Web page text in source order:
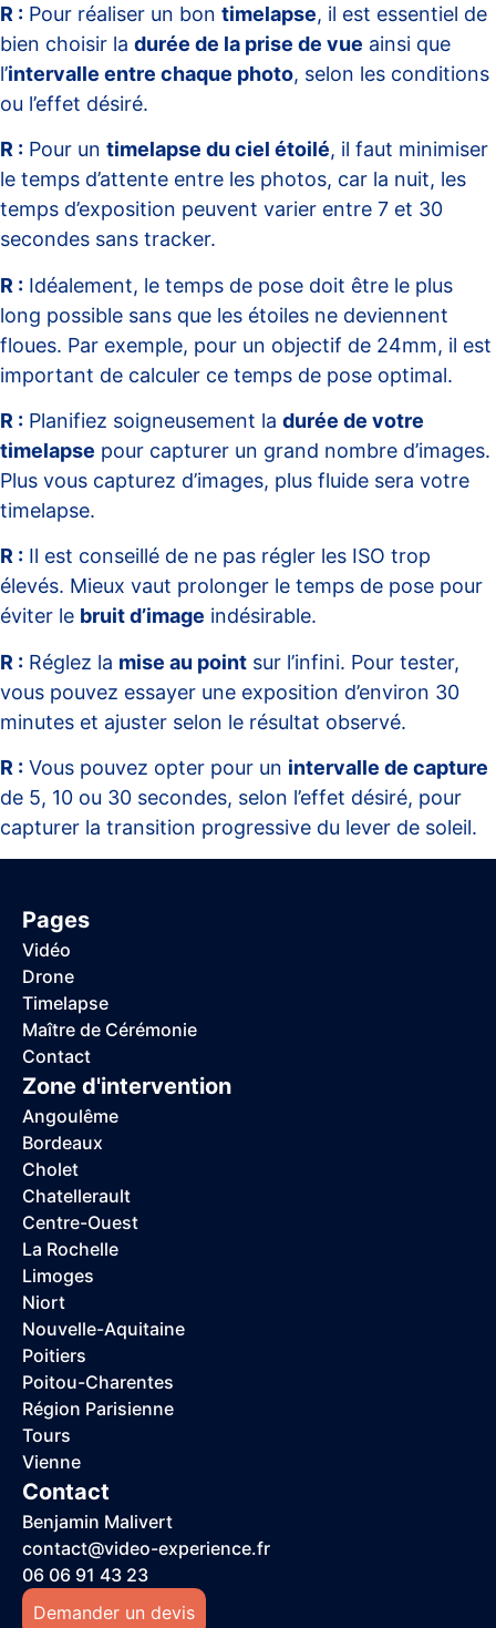
R : Pour réaliser un bon timelapse, il est essentiel de
bien choisir la durée de la prise de vue ainsi que
l’intervalle entre chaque photo, selon les conditions
ou l’effet désiré.
R : Pour un timelapse du ciel étoilé, il faut minimiser
le temps d’attente entre les photos, car la nuit, les
temps d’exposition peuvent varier entre 7 et 30
secondes sans tracker.
R : Idéalement, le temps de pose doit être le plus
long possible sans que les étoiles ne deviennent
floues. Par exemple, pour un objectif de 24mm, il est
important de calculer ce temps de pose optimal.
R : Planifiez soigneusement la durée de votre
timelapse pour capturer un grand nombre d’images.
Plus vous capturez d’images, plus fluide sera votre
timelapse.
R : Il est conseillé de ne pas régler les ISO trop
élevés. Mieux vaut prolonger le temps de pose pour
éviter le bruit d’image indésirable.
R : Réglez la mise au point sur l’infini. Pour tester,
vous pouvez essayer une exposition d’environ 30
minutes et ajuster selon le résultat observé.
R : Vous pouvez opter pour un intervalle de capture
de 5, 10 ou 30 secondes, selon l’effet désiré, pour
capturer la transition progressive du lever de soleil.
Pages
Vidéo
Drone
Timelapse
Maître de Cérémonie
Contact
Zone d'intervention
Angoulême
Bordeaux
Cholet
Chatellerault
Centre-Ouest
La Rochelle
Limoges
Niort
Nouvelle-Aquitaine
Poitiers
Poitou-Charentes
Région Parisienne
Tours
Vienne
Contact
Benjamin Malivert
contact@video-experience.fr
06 06 91 43 23
Demander un devis